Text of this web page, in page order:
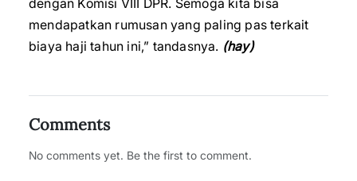
dengan Komisi VIII DPR. Semoga kita bisa
mendapatkan rumusan yang paling pas terkait
biaya haji tahun ini,” tandasnya. (hay)
Comments
No comments yet. Be the first to comment.